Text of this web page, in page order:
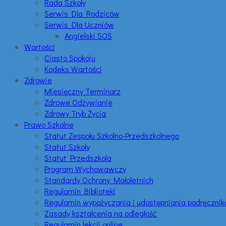
Rada Szkoły
Serwis Dla Rodziców
Serwis Dla Uczniów
Angielski SOS
Wartości
Ciasto Spokoju
Kodeks Wartości
Zdrowie
Miesięczny Terminarz
Zdrowe Odżywianie
Zdrowy Tryb Życia
Prawo Szkolne
Statut Zespołu Szkolno-Przedszkolnego
Statut Szkoły
Statut Przedszkola
Program Wychowawczy
Standardy Ochrony Małoletnich
Regulamin Biblioteki
Regulamin wypożyczania i udostępniania
Zasady kształcenia na odległość